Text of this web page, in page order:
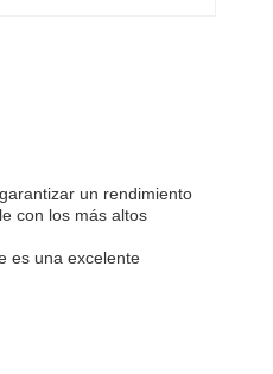
un rendimiento
con los más altos
es una excelente